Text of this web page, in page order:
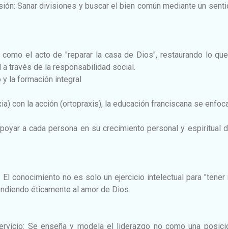
Sanar divisiones y buscar el bien común mediante un
el acto de "reparar la casa de Dios", restaurando lo
través de la responsabilidad social.
y la formación integral
con la acción (ortopraxis), la educación franciscana se
a cada persona en su crecimiento personal y espiritual
conocimiento no es solo un ejercicio intelectual para "tener
éticamente al amor de Dios.
Se enseña y modela el liderazgo no como una